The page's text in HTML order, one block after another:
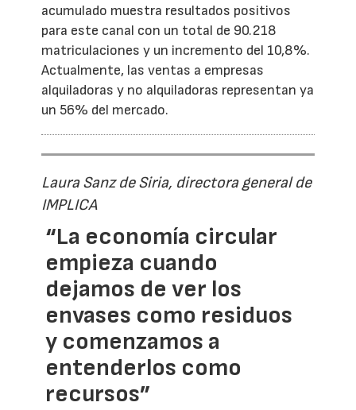
acumulado muestra resultados positivos
para este canal con un total de 90.218
matriculaciones y un incremento del 10,8%.
Actualmente, las ventas a empresas
alquiladoras y no alquiladoras representan ya
un 56% del mercado.
Laura Sanz de Siria, directora general de
IMPLICA
“La economía circular
empieza cuando
dejamos de ver los
envases como residuos
y comenzamos a
entenderlos como
recursos”